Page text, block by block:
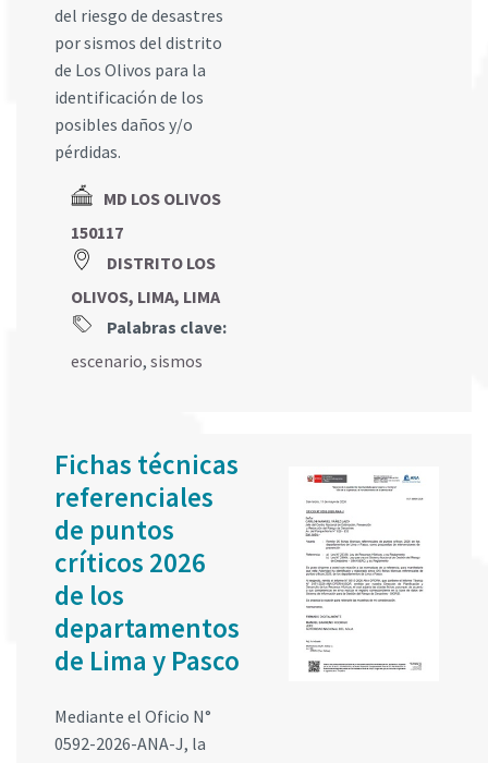
del riesgo de desastres
por sismos del distrito
de Los Olivos para la
identificación de los
posibles daños y/o
pérdidas.
MD LOS OLIVOS
150117
DISTRITO LOS
OLIVOS, LIMA, LIMA
Palabras clave:
escenario, sismos
Fichas técnicas
referenciales
de puntos
críticos 2026
de los
departamentos
de Lima y Pasco
Mediante el Oficio N°
0592-2026-ANA-J, la